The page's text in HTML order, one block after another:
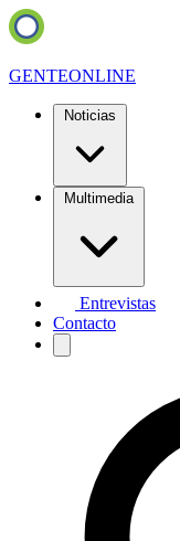
GENTEONLINE
Noticias
Multimedia
Entrevistas
Contacto